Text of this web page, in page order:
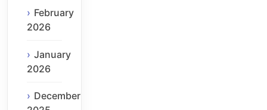
February
2026
January
2026
December